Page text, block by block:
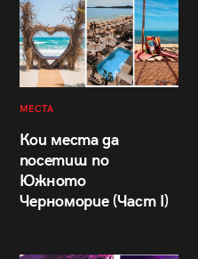
МЕСТА
Кои места да
посетиш по
Южното
Черноморие (Част I)